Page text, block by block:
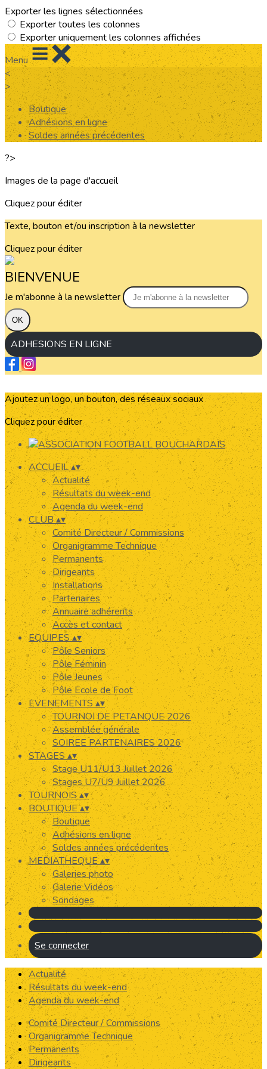
Exporter les lignes sélectionnées
Exporter toutes les colonnes
Exporter uniquement les colonnes affichées
Menu
<
>
Boutique
Adhésions en ligne
Soldes années précédentes
?>
Images de la page d'accueil
Cliquez pour éditer
Texte, bouton et/ou inscription à la newsletter
Cliquez pour éditer
BIENVENUE
Je m'abonne à la newsletter
OK
ADHESIONS EN LIGNE
Ajoutez un logo, un bouton, des réseaux sociaux
Cliquez pour éditer
ACCUEIL▴▾
Actualité
Résultats du week-end
Agenda du week-end
CLUB▴▾
Comité Directeur / Commissions
Organigramme Technique
Permanents
Dirigeants
Installations
Partenaires
Annuaire adhérents
Accès et contact
EQUIPES▴▾
Pôle Seniors
Pôle Féminin
Pôle Jeunes
Pôle Ecole de Foot
EVENEMENTS▴▾
TOURNOI DE PETANQUE 2026
Assemblée générale
SOIREE PARTENAIRES 2026
STAGES ▴▾
Stage U11/U13 Juillet 2026
Stages U7/U9 Juillet 2026
TOURNOIS▴▾
BOUTIQUE▴▾
Boutique
Adhésions en ligne
Soldes années précédentes
MEDIATHEQUE▴▾
Galeries photo
Galerie Vidéos
Sondages
Se connecter
Actualité
Résultats du week-end
Agenda du week-end
Comité Directeur / Commissions
Organigramme Technique
Permanents
Dirigeants